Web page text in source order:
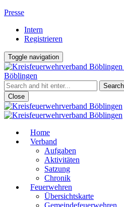
Presse
Intern
Registrieren
Toggle navigation
Böblingen
Close
Home
Verband
Aufgaben
Aktivitäten
Satzung
Chronik
Feuerwehren
Übersichtskarte
Gemeindefeuerwehren